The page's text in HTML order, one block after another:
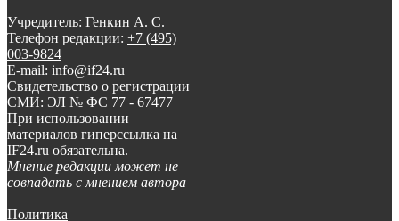
Учредитель: Генкин А. С.
Телефон редакции: +7 (495)
003-9824
E-mail: info@if24.ru
Свидетельство о регистрации
СМИ: ЭЛ № ФС 77 - 67477
При использовании
материалов гиперссылка на
IF24.ru обязательна.
Мнение редакции может не
совпадать с мнением автора
Политика